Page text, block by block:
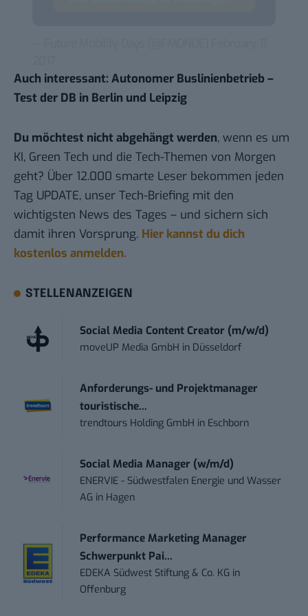
Auch interessant: Autonomer Buslinienbetrieb –
Test der DB in Berlin und Leipzig
Du möchtest nicht abgehängt werden, wenn es um
KI, Green Tech und die Tech-Themen von Morgen
geht? Über 12.000 smarte Leser bekommen jeden
Tag UPDATE, unser Tech-Briefing mit den
wichtigsten News des Tages – und sichern sich
damit ihren Vorsprung. Hier kannst du dich
kostenlos anmelden.
STELLENANZEIGEN
Social Media Content Creator (m/w/d)
moveUP Media GmbH in Düsseldorf
Anforderungs- und Projektmanager
touristische...
trendtours Holding GmbH in Eschborn
Social Media Manager (w/m/d)
ENERVIE - Südwestfalen Energie und Wasser
AG in Hagen
Performance Marketing Manager
Schwerpunkt Pai...
EDEKA Südwest Stiftung & Co. KG in
Offenburg